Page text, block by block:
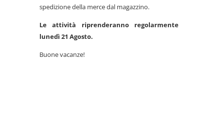
spedizione della merce dal magazzino.
Le attività riprenderanno regolarmente
lunedì 21 Agosto.
Buone vacanze!